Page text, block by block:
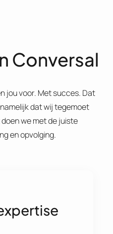
Conversal
jou voor. Met succes. Dat
dat wij tegemoet
we met de juiste
en opvolging.